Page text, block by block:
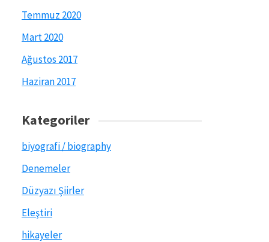
Temmuz 2020
Mart 2020
Ağustos 2017
Haziran 2017
Kategoriler
biyografi / biography
Denemeler
Düzyazı Şiirler
Eleştiri
hikayeler